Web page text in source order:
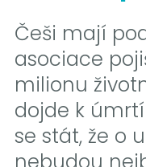
Češi mají
asociace
milionu
dojde k
se stát, že o